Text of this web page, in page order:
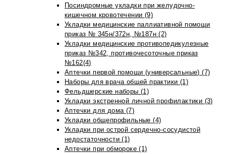
Посиндромные укладки при желудочно-
кишечном кровотечении (9)
Укладки медицинские паллиативной помощи
приказ № 345н/372н, №187н (2)
Укладки медицинские противопедикулезные
приказ №342, противочесоточные приказ
№162(4)
Аптечки первой помощи (универсальные) (7)
Наборы для врача общей практики (1)
Фельдшерские наборы (1)
Укладки экстренной личной профилактики (3)
Аптечки для дома (7)
Укладки общепрофильные (4)
Укладки при острой сердечно-сосудистой
недостаточности (1)
Аптечки при обмороке (1)